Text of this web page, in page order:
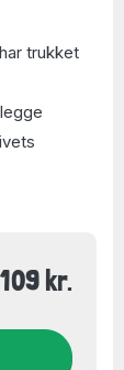
trukket
109 kr.